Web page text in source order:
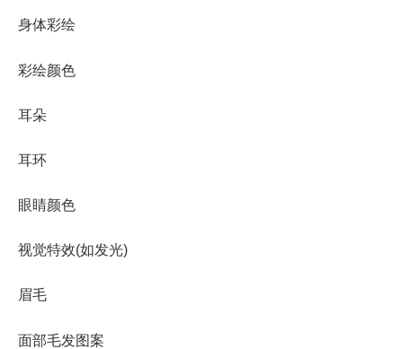
身体彩绘
彩绘颜色
耳朵
耳环
眼睛颜色
视觉特效(如发光)
眉毛
面部毛发图案